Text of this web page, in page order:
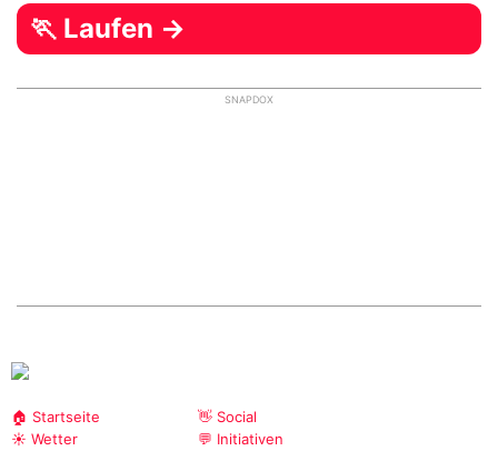
🏃 Laufen →
SNAPDOX
🏠 Startseite
☀️ Wetter
👋 Social
💬 Initiativen